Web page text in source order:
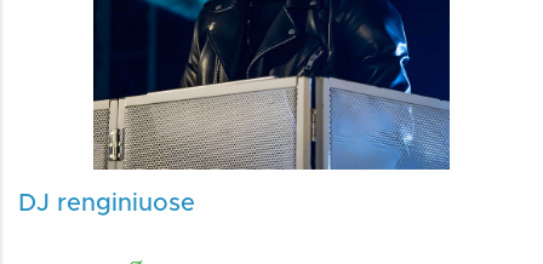
DJ renginiuose